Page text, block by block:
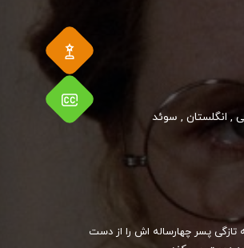
, انگلستان , سوئد
تازگی پسر چهارساله اش را از دست